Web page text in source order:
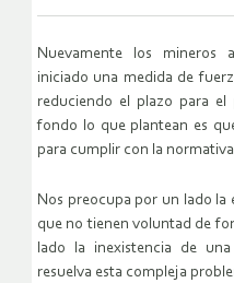
Nuevamente los mineros
iniciado una medida de
reduciendo el plazo para
fondo lo que plantean es
para cumplir con la
Nos preocupa por un lado la
que no tienen voluntad de
lado la inexistencia de
resuelva esta compleja